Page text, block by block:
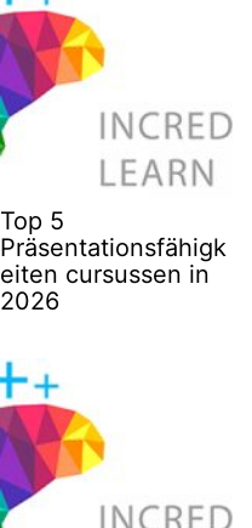
Top 5
Präsentationsfähigk
eiten cursussen in
2026